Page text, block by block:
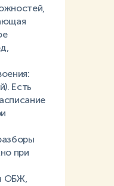
Есть
при
ОБЖ,